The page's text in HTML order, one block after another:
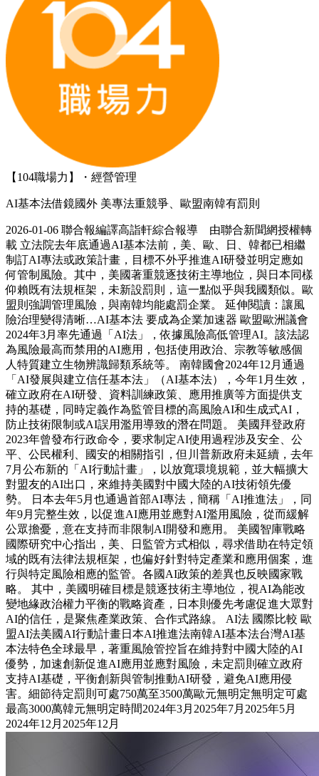
【104職場力】・經營管理
AI基本法借鏡國外 美專法重競爭、歐盟南韓有罰則
2026-01-06 聯合報編譯高詣軒綜合報導 由聯合新聞網授權轉
載 立法院去年底通過AI基本法前，美、歐、日、韓都已相繼
制訂AI專法或政策計畫，目標不外乎推進AI研發並明定應如
何管制風險。其中，美國著重競逐技術主導地位，與日本同樣
仰賴既有法規框架，未新設罰則，這一點似乎與我國類似。歐
盟則強調管理風險，與南韓均能處罰企業。 延伸閱讀：讓風
險治理變得清晰…AI基本法 要成為企業加速器 歐盟歐洲議會
2024年3月率先通過「AI法」，依據風險高低管理AI。該法認
為風險最高而禁用的AI應用，包括使用政治、宗教等敏感個
人特質建立生物辨識歸類系統等。 南韓國會2024年12月通過
「AI發展與建立信任基本法」（AI基本法），今年1月生效，
確立政府在AI研發、資料訓練政策、應用推廣等方面提供支
持的基礎，同時定義作為監管目標的高風險AI和生成式AI，
防止技術限制或AI誤用濫用導致的潛在問題。 美國拜登政府
2023年曾發布行政命令，要求制定AI使用過程涉及安全、公
平、公民權利、國安的相關指引，但川普新政府未延續，去年
7月公布新的「AI行動計畫」，以放寬環境規範，並大幅擴大
對盟友的AI出口，來維持美國對中國大陸的AI技術領先優
勢。 日本去年5月也通過首部AI專法，簡稱「AI推進法」，同
年9月完整生效，以促進AI應用並應對AI濫用風險，從而緩解
公眾擔憂，意在支持而非限制AI開發和應用。 美國智庫戰略
國際研究中心指出，美、日監管方式相似，尋求借助在特定領
域的既有法律法規框架，也偏好針對特定產業和應用個案，進
行與特定風險相應的監管。各國AI政策的差異也反映國家戰
略。 其中，美國明確目標是競逐技術主導地位，視AI為能改
變地緣政治權力平衡的戰略資產，日本則優先考慮促進大眾對
AI的信任，是聚焦產業政策、合作式路線。 AI法 國際比較 歐
盟AI法美國AI行動計畫日本AI推進法南韓AI基本法台灣AI基
本法特色全球最早，著重風險管控旨在維持對中國大陸的AI
優勢，加速創新促進AI應用並應對風險，未定罰則確立政府
支持AI基礎，平衡創新與管制推動AI研發，避免AI應用侵
害。細節待定罰則可處750萬至3500萬歐元無明定無明定可處
最高3000萬韓元無明定時間2024年3月2025年7月2025年5月
2024年12月2025年12月